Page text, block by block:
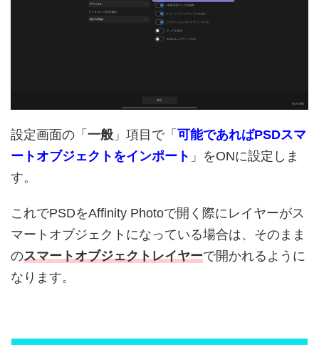
設定画面の「 一般 」項目で「 可能であればPSDスマ
ートオブジェクトをインポート 」をONに設定しま
す。
これでPSDをAffinity Photoで開く際にレイヤーがス
マートオブジェクトになっている場合は、そのまま
のスマートオブジェクトレイヤーで開かれるように
なります。